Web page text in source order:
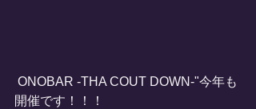
開催です！！！